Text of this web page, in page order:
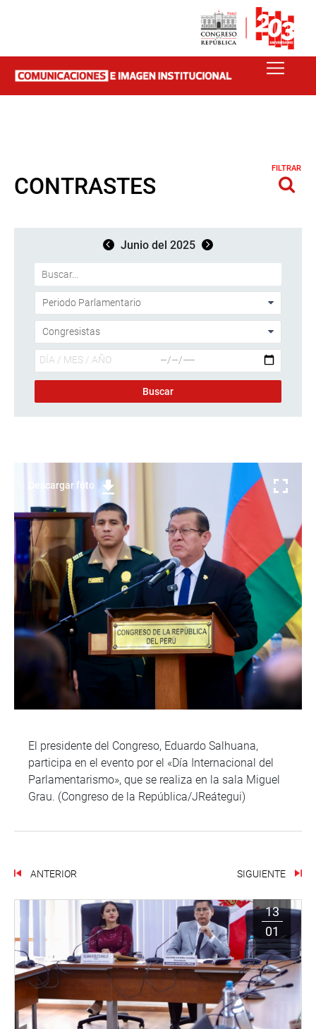
CONTRASTES
FILTRAR
Junio del 2025
Descargar foto
El presidente del Congreso, Eduardo Salhuana,
participa en el evento por el «Día Internacional del
Parlamentarismo», que se realiza en la sala Miguel
Grau. (Congreso de la República/JReátegui)
ANTERIOR SIGUIENTE
13
01